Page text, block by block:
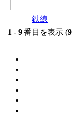
鉄線
1 - 9 番目を表示 (9